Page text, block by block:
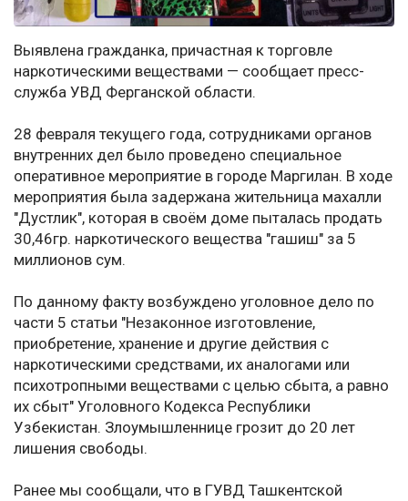
Выявлена гражданка, причастная к торговле
наркотическими веществами — сообщает пресс-
служба УВД Ферганской области.
28 февраля текущего года, сотрудниками органов
внутренних дел было проведено специальное
оперативное мероприятие в городе Маргилан. В ходе
мероприятия была задержана жительница махалли
"Дустлик", которая в своём доме пыталась продать
30,46гр. наркотического вещества "гашиш" за 5
миллионов сум.
По данному факту возбуждено уголовное дело по
части 5 статьи "Незаконное изготовление,
приобретение, хранение и другие действия с
наркотическими средствами, их аналогами или
психотропными веществами с целью сбыта, а равно
их сбыт" Уголовного Кодекса Республики
Узбекистан. Злоумышленнице грозит до 20 лет
лишения свободы.
Ранее мы сообщали, что в ГУВД Ташкентской